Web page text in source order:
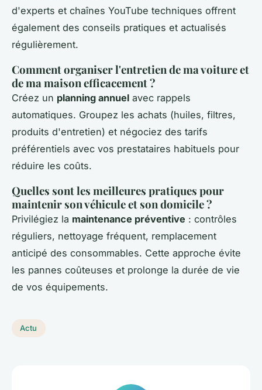
d'experts et chaînes YouTube techniques offrent
également des conseils pratiques et actualisés
régulièrement.
Comment organiser l'entretien de ma voiture et
de ma maison efficacement ?
Créez un planning annuel avec rappels
automatiques. Groupez les achats (huiles, filtres,
produits d'entretien) et négociez des tarifs
préférentiels avec vos prestataires habituels pour
réduire les coûts.
Quelles sont les meilleures pratiques pour
maintenir son véhicule et son domicile ?
Privilégiez la maintenance préventive : contrôles
réguliers, nettoyage fréquent, remplacement
anticipé des consommables. Cette approche évite
les pannes coûteuses et prolonge la durée de vie
de vos équipements.
Actu